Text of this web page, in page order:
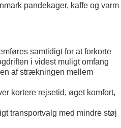
pandekager, kaffe og varm
samtidigt for at forkorte
i videst muligt omfang
af strækningen mellem
kortere rejsetid, øget komfort,
transportvalg med mindre støj